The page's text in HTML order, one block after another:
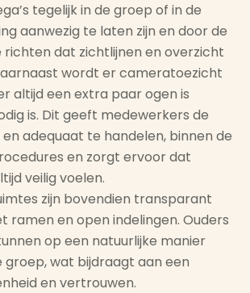
tegelijk in de groep of in de
aanwezig te laten zijn en door de
richten dat zichtlijnen en overzicht
wordt er cameratoezicht
altijd een extra paar ogen is
is. Dit geeft medewerkers de
adequaat te handelen, binnen de
en zorgt ervoor dat
veilig voelen.
zijn bovendien transparant
ramen en open indelingen. Ouders
op een natuurlijke manier
groep, wat bijdraagt aan een
en vertrouwen.